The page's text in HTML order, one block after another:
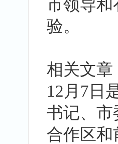
市领导和
验。
相关文章
12月7日
书记、市
合作区和